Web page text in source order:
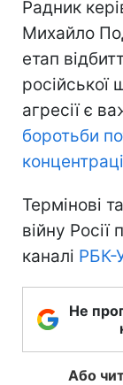
Радник
Михайло
етап
російської
агресії є
боротьби
Термінові
війну Росії
каналі РБК-
Не
Або